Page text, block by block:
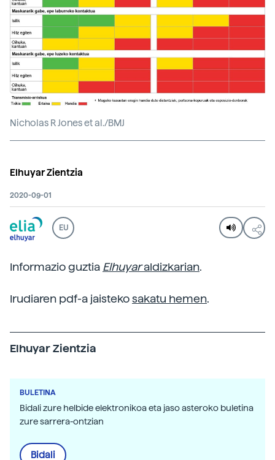
Nicholas R Jones et al./BMJ
Elhuyar Zientzia
2020-09-01
EU
Informazio guztia Elhuyaraldizkarian.
Irudiaren pdf-a jaistekosakatu hemen.
Elhuyar Zientzia
BULETINA
Bidali zure helbide elektronikoa eta jaso asteroko buletina
zure sarrera-ontzian
Bidali